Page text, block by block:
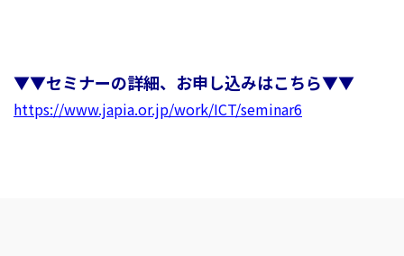
▼▼セミナーの詳細、お申し込みはこちら▼▼
https://www.japia.or.jp/work/ICT/seminar6